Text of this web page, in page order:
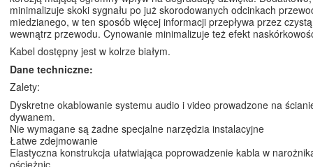
minimalizuje skoki sygnału po już skorodowanych odcinkach
miedzianego, w ten sposób więcej informacji przepływa przez
wewnątrz przewodu. Cynowanie minimalizuje też efekt
Kabel dostępny jest w kolrze białym.
Dane techniczne:
Zalety:
Dyskretne okablowanie systemu audio i video prowadzone na
dywanem.
Nie wymagane są żadne specjalne narzędzia instalacyjne
Łatwe zdejmowanie
Elastyczna konstrukcja ułatwiająca poprowadzenie kabla w
ościeżnic